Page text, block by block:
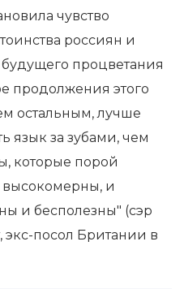
чувство
россиян и
процветания
продолжения этого
остальным, лучше
язык за зубами, чем
которые порой
и
и бесполезны" (сэр
экс-посол Британии в